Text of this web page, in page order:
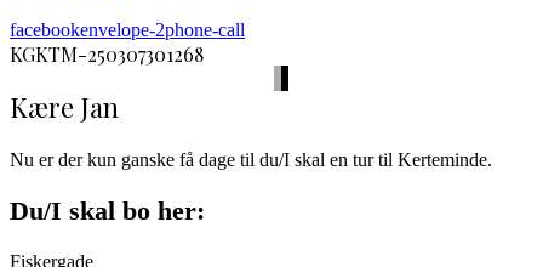
facebookenvelope-2phone-call
KGKTM-250307301268
Kære Jan
Nu er der kun ganske få dage til du/I skal en tur til Kerteminde.
Du/I skal bo her:
Fiskergade